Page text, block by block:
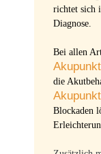
richtet sich
Diagnose.
Bei allen
die
Blockaden